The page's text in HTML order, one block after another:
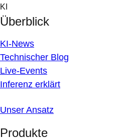
Skip
to
content
KI
Überblick
KI-News
Technischer Blog
Live-Events
Inferenz erklärt
Unser Ansatz
Produkte